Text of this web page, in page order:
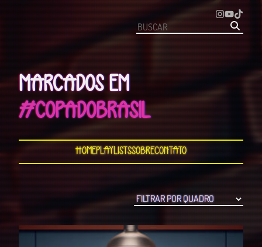
MARCADOS EM
#COPADOBRASIL
HomePlaylistsSobreContato